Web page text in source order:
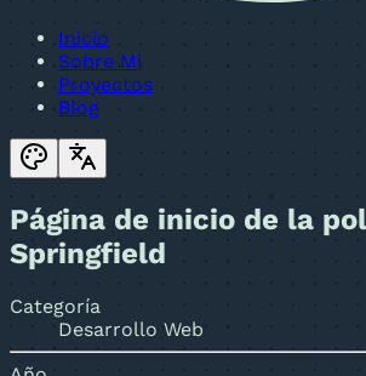
Inicio
Sobre Mi
Proyectos
Blog
Página de inicio de la
Springfield
Categoría
Desarrollo Web